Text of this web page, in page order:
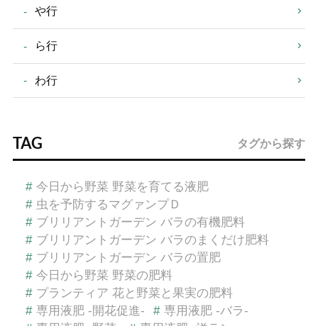
や行
ら行
わ行
TAG タグから探す
# 今日から野菜 野菜を育てる液肥
# 虫を予防するマグァンプＤ
# ブリリアントガーデン バラの有機肥料
# ブリリアントガーデン バラのまくだけ肥料
# ブリリアントガーデン バラの置肥
# 今日から野菜 野菜の肥料
# プランティア 花と野菜と果実の肥料
# 専用液肥 -開花促進- # 専用液肥 -バラ-